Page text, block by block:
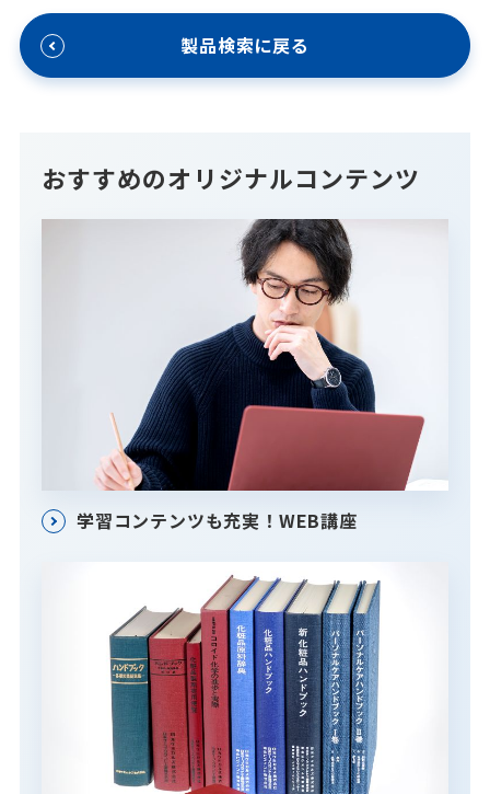
製品検索に戻る
おすすめのオリジナルコンテンツ
学習コンテンツも充実！WEB講座